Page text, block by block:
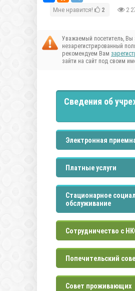
Мне нравится! 2 2
Уважаемый посетитель, Вы
незарегистрированный
рекомендуем Вам
зайти на сайт под своим
Сведения об
Электронная
Платные услуги
Стационарное
обслуживание
Сотрудничество с
Попечительский
Совет проживающих